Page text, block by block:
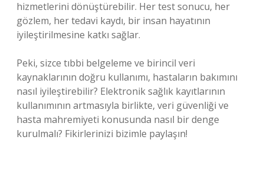
hizmetlerini dönüştürebilir. Her test sonucu, her
gözlem, her tedavi kaydı, bir insan hayatının
iyileştirilmesine katkı sağlar.
Peki, sizce tıbbi belgeleme ve birincil veri
kaynaklarının doğru kullanımı, hastaların bakımını
nasıl iyileştirebilir? Elektronik sağlık kayıtlarının
kullanımının artmasıyla birlikte, veri güvenliği ve
hasta mahremiyeti konusunda nasıl bir denge
kurulmalı? Fikirlerinizi bizimle paylaşın!